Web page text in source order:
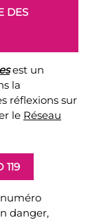
DES
est un
la
réflexions sur
le Réseau
numéro
danger,